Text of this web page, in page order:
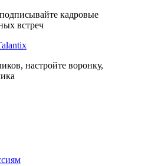
кадровые
встреч
настройте воронку,